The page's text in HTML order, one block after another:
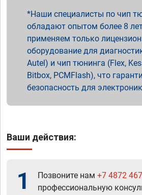
Наши специалисты по чип
обладают опытом более 8
применяем только
оборудование для
Autel) и чип тюнинга (Flex,
Bitbox, PCMFlash), что
безопасность для
Ваши действия:
1 Позвоните нам +7 4872
профессиональную